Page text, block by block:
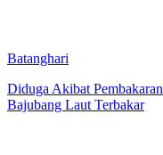
Batanghari
Diduga Akibat
Bajubang Laut Terbakar